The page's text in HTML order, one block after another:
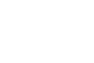
Les dispositifs